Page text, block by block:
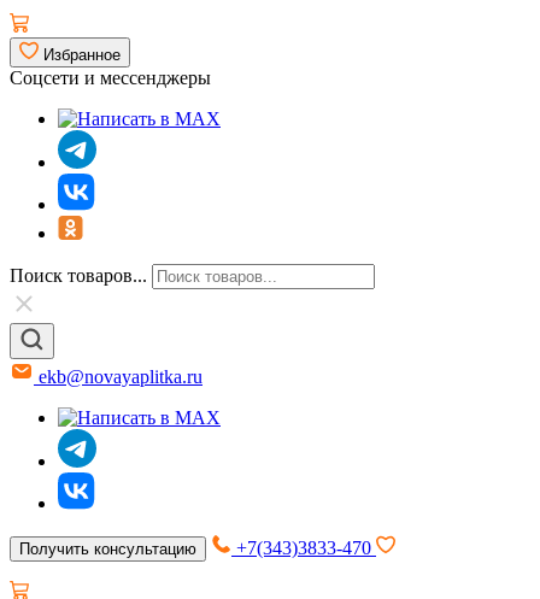
Избранное
Соцсети и мессенджеры
Поиск товаров...
ekb@novayaplitka.ru
Получить консультацию +7(343)3833-470